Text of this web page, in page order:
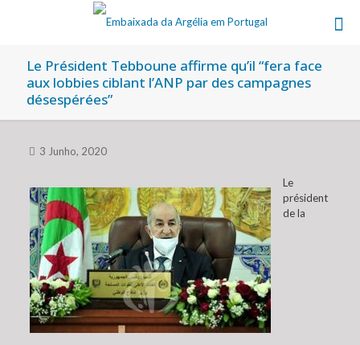
Le Président Tebboune affirme qu’il “fera face
aux lobbies ciblant l’ANP par des campagnes
désespérées”
3 Junho, 2020
Le
président
de la